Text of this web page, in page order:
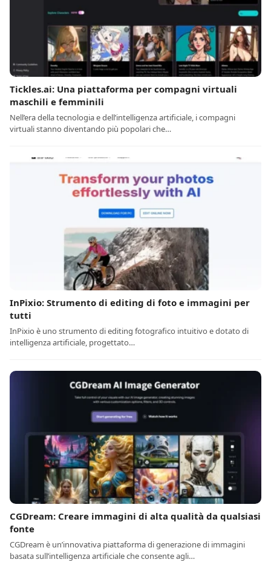
Tickles.ai: Una piattaforma per compagni virtuali
maschili e femminili
Nell’era della tecnologia e dell’intelligenza artificiale, i compagni
virtuali stanno diventando più popolari che…
InPixio: Strumento di editing di foto e immagini per
tutti
InPixio è uno strumento di editing fotografico intuitivo e dotato di
intelligenza artificiale, progettato…
CGDream: Creare immagini di alta qualità da qualsiasi
fonte
CGDream è un’innovativa piattaforma di generazione di immagini
basata sull’intelligenza artificiale che consente agli…